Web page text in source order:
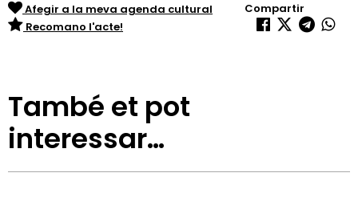
Afegir a la meva agenda cultural
Recomano l'acte!
Compartir
També et pot
interessar…